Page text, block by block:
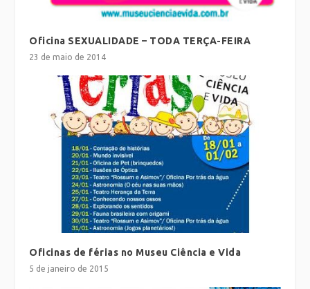
Oficina SEXUALIDADE – TODA TERÇA-FEIRA
23 de maio de 2014
Oficinas de férias no Museu Ciência e Vida
5 de janeiro de 2015